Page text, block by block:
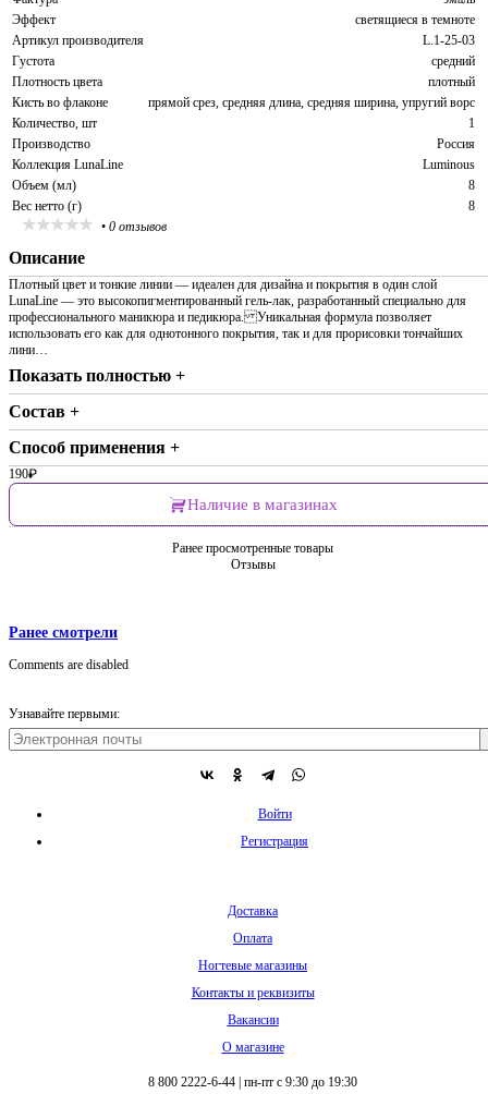
Эффект
светящиеся в темноте
Артикул производителя
L.1-25-03
Густота
средний
Плотность цвета
плотный
Кисть во флаконе
прямой срез, средняя длина, средняя ширина, упругий ворс
Количество, шт
1
Производство
Россия
Коллекция LunaLine
Luminous
Объем (мл)
8
Вес нетто (г)
8
• 0 отзывов
Описание
Плотный цвет и тонкие линии — идеален для дизайна и покрытия в один слой
LunaLine — это высокопигментированный гель-лак, разработанный специально для
профессионального маникюра и педикюра. Уникальная формула позволяет
использовать его как для однотонного покрытия, так и для прорисовки тончайших
лини…
Показать полностью +
Состав +
Способ применения +
190₽
Наличие в магазинах
Ранее просмотренные товары
Отзывы
Ранее смотрели
Comments are disabled
Узнавайте первыми:
Войти
Регистрация
Доставка
Оплата
Ногтевые магазины
Контакты и реквизиты
Вакансии
О магазине
8 800 2222-6-44 пн-пт с 9:30 до 19:30